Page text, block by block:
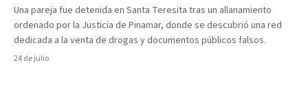
Una pareja fue detenida en Santa Teresita tras un allanamiento
ordenado por la Justicia de Pinamar, donde se descubrió una red
dedicada a la venta de drogas y documentos públicos falsos.
24 de julio